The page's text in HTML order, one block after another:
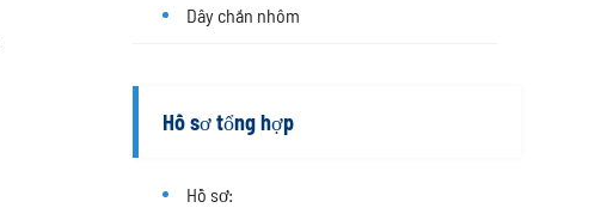
Dây chắn nhôm
Hồ sơ tổng hợp
Hồ sơ: